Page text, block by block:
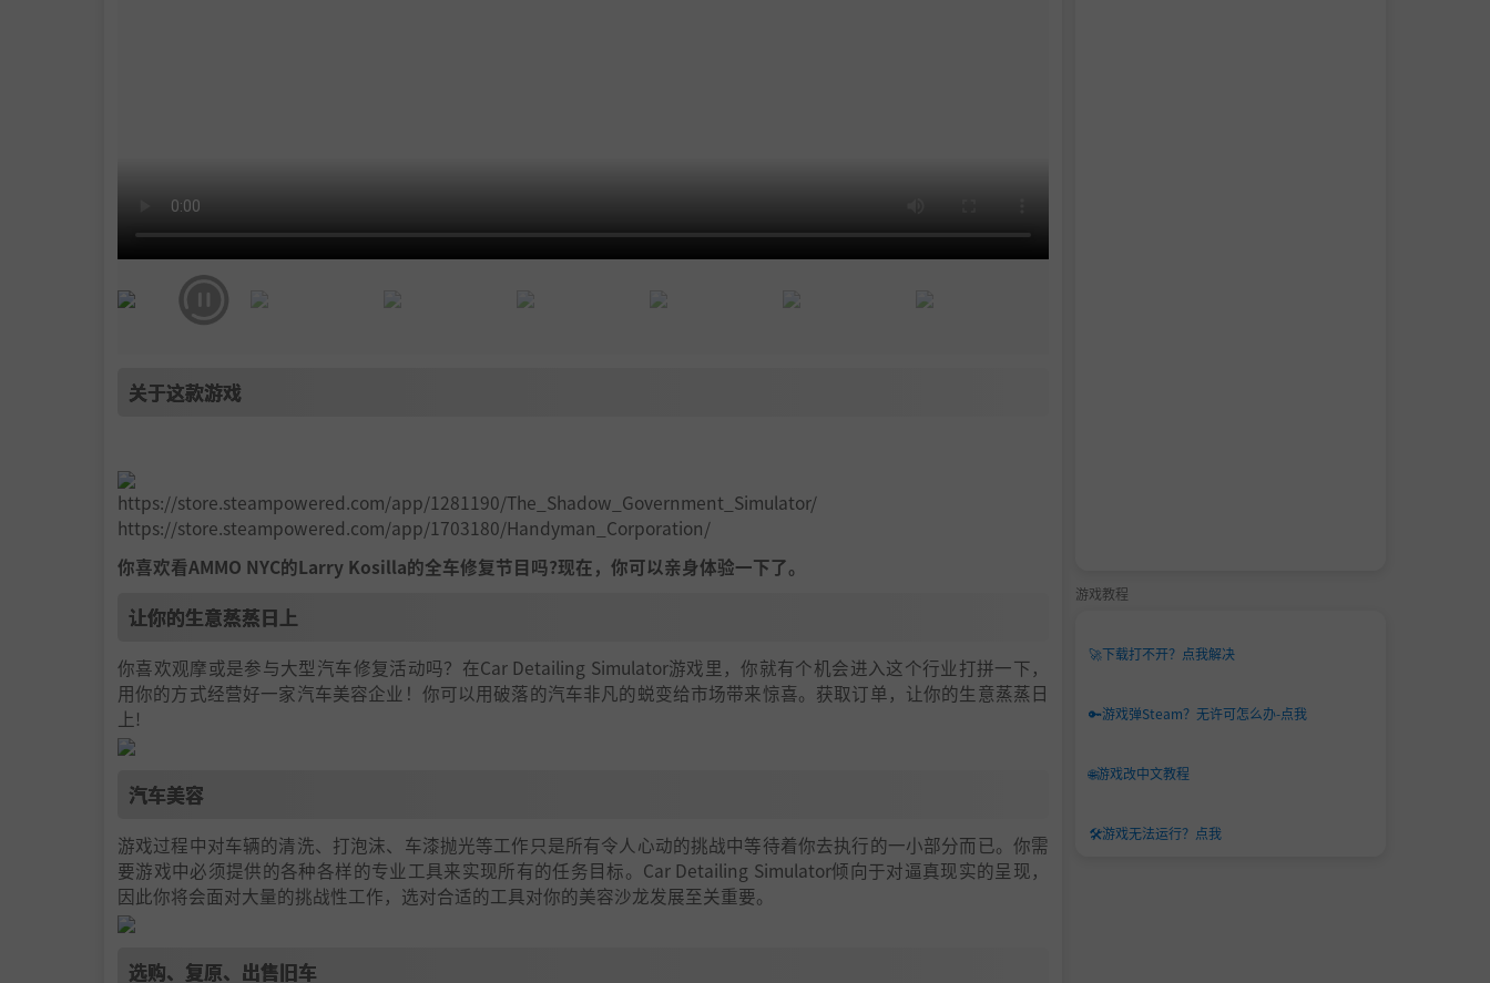
关于这款游戏
https://store.steampowered.com/app/1281190/The_Shadow_Government_Simulator/
https://store.steampowered.com/app/1703180/Handyman_Corporation/
你喜欢看AMMO NYC的Larry Kosilla的全车修复节目吗?现在，你可以亲身体验一下了。
让你的生意蒸蒸日上
你喜欢观摩或是参与大型汽车修复活动吗？在Car Detailing Simulator游戏里，你就有个机会进入这个行业打拼一下，
用你的方式经营好一家汽车美容企业！你可以用破落的汽车非凡的蜕变给市场带来惊喜。获取订单，让你的生意蒸蒸日
上!
汽车美容
游戏过程中对车辆的清洗、打泡沫、车漆抛光等工作只是所有令人心动的挑战中等待着你去执行的一小部分而已。你需
要游戏中必须提供的各种各样的专业工具来实现所有的任务目标。Car Detailing Simulator倾向于对逼真现实的呈现，
因此你将会面对大量的挑战性工作，选对合适的工具对你的美容沙龙发展至关重要。
选购、复原、出售旧车
游戏教程
🚀下载打不开？点我解决
🔑游戏弹Steam？无许可怎么办-点我
🌐游戏改中文教程
🛠️游戏无法运行？点我